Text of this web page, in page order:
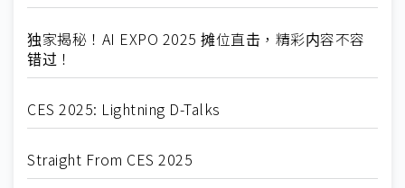
独家揭秘！AI EXPO 2025 摊位直击，精彩内容不容
错过！
CES 2025: Lightning D-Talks
Straight From CES 2025